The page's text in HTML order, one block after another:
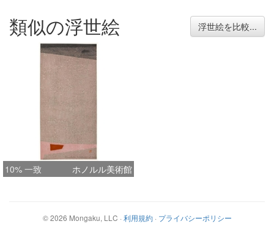
類似の浮世絵 浮世絵を比較...
10% 一致 ホノルル美術館
©2026 Mongaku, LLC · 利用規約 · プライバシーポリシー